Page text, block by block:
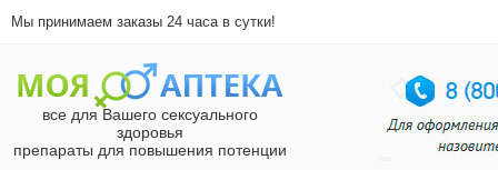
Мы принимаем заказы 24 часа в сутки!
все для Вашего сексуального
здоровья
препараты для повышения потенции